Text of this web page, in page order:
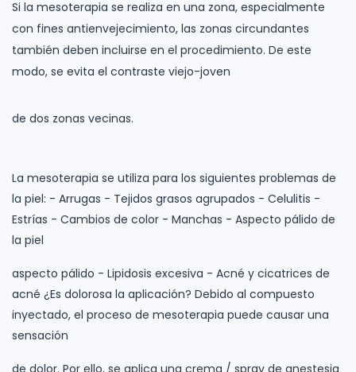
Si la mesoterapia se realiza en una zona, especialmente
con fines antienvejecimiento, las zonas circundantes
también deben incluirse en el procedimiento. De este
modo, se evita el contraste viejo-joven
de dos zonas vecinas.
La mesoterapia se utiliza para los siguientes problemas de
la piel: - Arrugas - Tejidos grasos agrupados - Celulitis -
Estrías - Cambios de color - Manchas - Aspecto pálido de
la piel
aspecto pálido - Lipidosis excesiva - Acné y cicatrices de
acné ¿Es dolorosa la aplicación? Debido al compuesto
inyectado, el proceso de mesoterapia puede causar una
sensación